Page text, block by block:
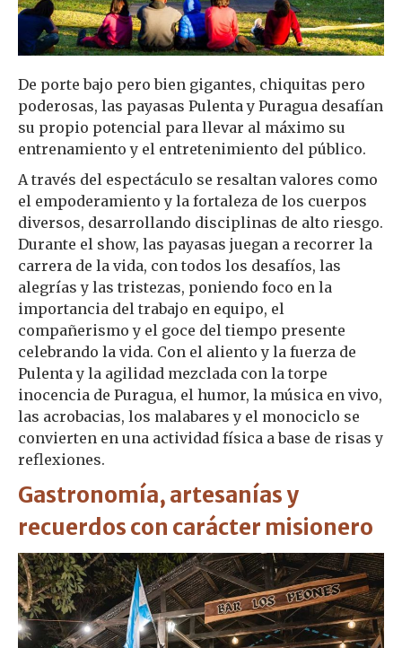
De porte bajo pero bien gigantes, chiquitas pero
poderosas, las payasas Pulenta y Puragua desafían
su propio potencial para llevar al máximo su
entrenamiento y el entretenimiento del público.
A través del espectáculo se resaltan valores como
el empoderamiento y la fortaleza de los cuerpos
diversos, desarrollando disciplinas de alto riesgo.
Durante el show, las payasas juegan a recorrer la
carrera de la vida, con todos los desafíos, las
alegrías y las tristezas, poniendo foco en la
importancia del trabajo en equipo, el
compañerismo y el goce del tiempo presente
celebrando la vida. Con el aliento y la fuerza de
Pulenta y la agilidad mezclada con la torpe
inocencia de Puragua, el humor, la música en vivo,
las acrobacias, los malabares y el monociclo se
convierten en una actividad física a base de risas y
reflexiones.
Gastronomía, artesanías y
recuerdos con carácter misionero